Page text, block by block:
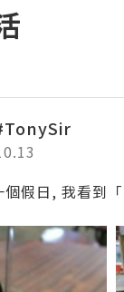
假日, 我看到